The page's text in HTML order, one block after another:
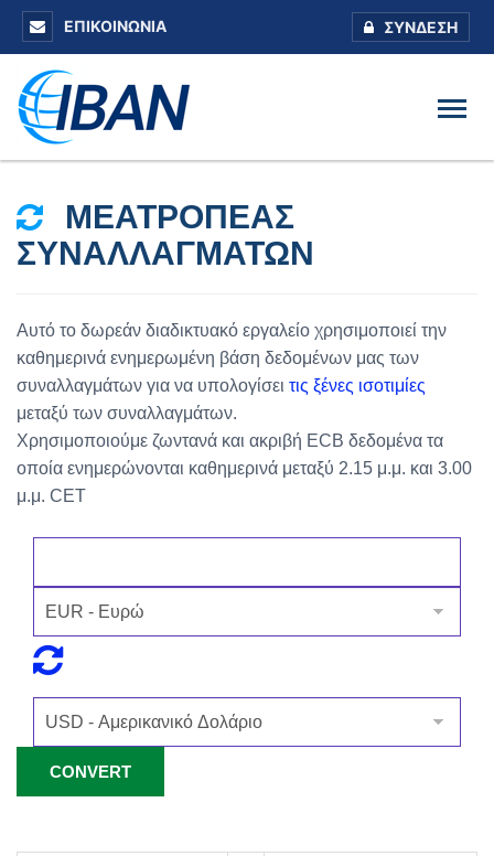
ΕΠΙΚΟΙΝΩΝΊΑ ΣΎΝΔΕΣΗ
ΜΕΑΤΡΟΠΈΑΣ
ΣΥΝΑΛΛΑΓΜΆΤΩΝ
Αυτό το δωρεάν διαδικτυακό εργαλείο χρησιμοποιεί την
καθημερινά ενημερωμένη βάση δεδομένων μας των
συναλλαγμάτων για να υπολογίσει τις ξένες ισοτιμίες
μεταξύ των συναλλαγμάτων.
Χρησιμοποιούμε ζωντανά και ακριβή ECB δεδομένα τα
οποία ενημερώνονται καθημερινά μεταξύ 2.15 μ.μ. και 3.00
μ.μ. CET